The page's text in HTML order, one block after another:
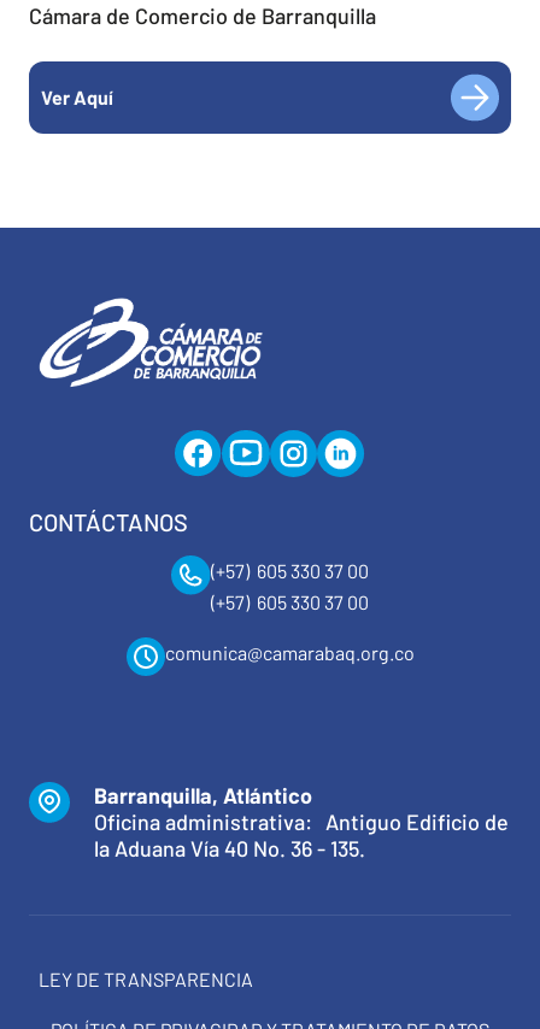
Cámara de Comercio de Barranquilla
Ver Aquí
CONTÁCTANOS
(+57) 605 330 37 00
(+57) 605 330 37 00
comunica@camarabaq.org.co
Barranquilla, Atlántico
Oficina administrativa: Antiguo Edificio de
la Aduana Vía 40 No. 36 - 135.
LEY DE TRANSPARENCIA